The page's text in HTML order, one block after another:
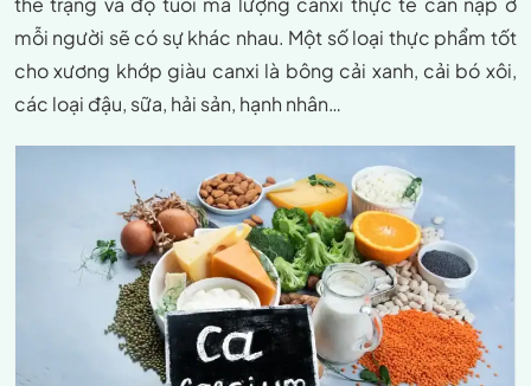
mỗi người sẽ có sự khác nhau. Một số loại thực phẩm tốt
cho xương khớp giàu canxi là bông cải xanh, cải bó xôi,
các loại đậu, sữa, hải sản, hạnh nhân…